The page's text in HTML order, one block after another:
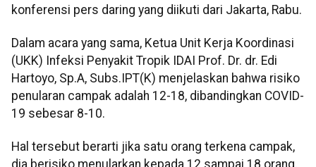
konferensi pers daring yang diikuti dari Jakarta, Rabu.
Dalam acara yang sama, Ketua Unit Kerja Koordinasi
(UKK) Infeksi Penyakit Tropik IDAI Prof. Dr. dr. Edi
Hartoyo, Sp.A, Subs.IPT(K) menjelaskan bahwa risiko
penularan campak adalah 12-18, dibandingkan COVID-
19 sebesar 8-10.
Hal tersebut berarti jika satu orang terkena campak,